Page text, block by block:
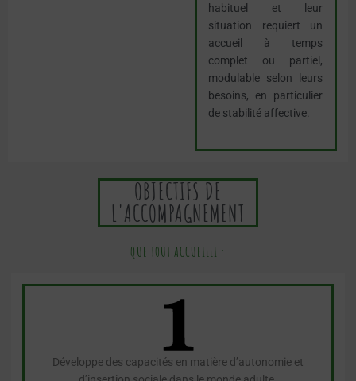
habituel et leur
situation requiert un
accueil à temps
complet ou partiel,
modulable selon leurs
besoins, en particulier
de stabilité affective.
OBJECTIFS DE
L'ACCOMPAGNEMENT
QUE TOUT ACCUEILLI :
Développe des capacités en matière d’autonomie et